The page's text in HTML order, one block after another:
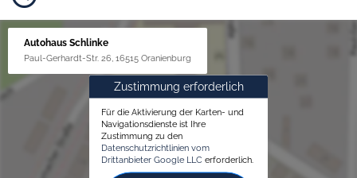
Autohaus Schlinke
Paul-Gerhardt-Str. 26, 16515 Oranienburg
Zustimmung erforderlich
Für die Aktivierung der Karten- und
Navigationsdienste ist Ihre
Zustimmung zu den
Datenschutzrichtlinien vom
Drittanbieter Google LLC erforderlich.